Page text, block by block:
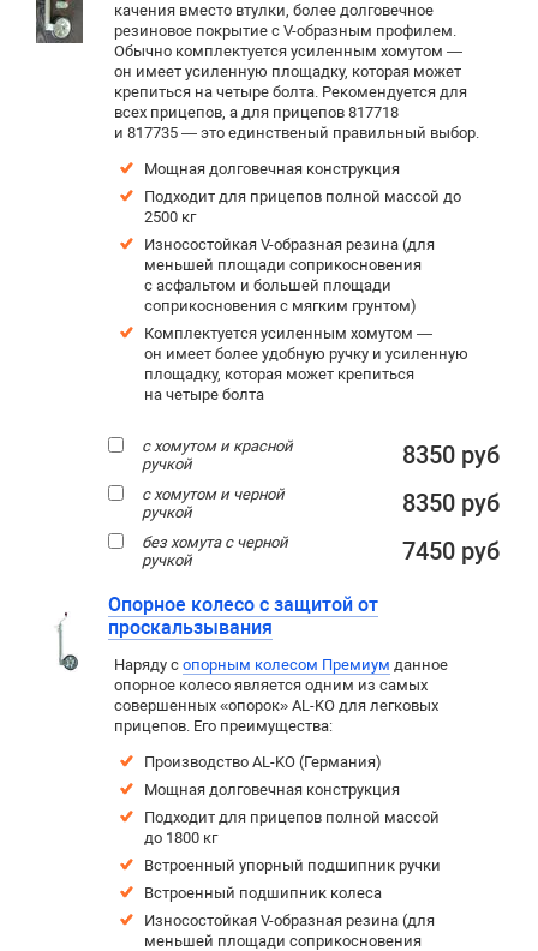
качения вместо втулки, более долговечное
резиновое покрытие c V-образным профилем.
Обычно комплектуется усиленным хомутом —
он имеет усиленную площадку, которая может
крепиться на четыре болта. Рекомендуется для
всех прицепов, а для прицепов 817718
и 817735 — это единственый правильный выбор.
Мощная долговечная конструкция
Подходит для прицепов полной массой до
2500 кг
Износостойкая V-образная резина (для
меньшей площади соприкосновения
с асфальтом и большей площади
соприкосновения с мягким грунтом)
Комплектуется усиленным хомутом —
он имеет более удобную ручку и усиленную
площадку, которая может крепиться
на четыре болта
с хомутом и красной
ручкой
8350 руб
с хомутом и черной
ручкой
8350 руб
без хомута с черной
ручкой
7450 руб
Опорное колесо с защитой от
проскальзывания
Наряду с опорным колесом Премиум данное
опорное колесо является одним из самых
совершенных «опорок» AL-KO для легковых
прицепов. Его преимущества:
Производство AL-KO (Германия)
Мощная долговечная конструкция
Подходит для прицепов полной массой
до 1800 кг
Встроенный упорный подшипник ручки
Встроенный подшипник колеса
Износостойкая V-образная резина (для
меньшей площади соприкосновения